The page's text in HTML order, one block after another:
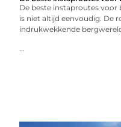
De beste instaproutes voor
is niet altijd eenvoudig. De
indrukwekkende
...